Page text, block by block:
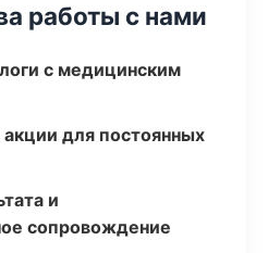
работы с нами
с медицинским
акции для постоянных
и
сопровождение